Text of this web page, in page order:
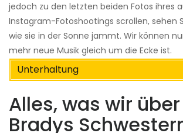
jedoch zu den letzten beiden Fotos ihres
Instagram-Fotoshootings scrollen, sehen
wie sie in der Sonne jammt. Wir können
mehr neue Musik gleich um die Ecke ist.
Unterhaltung
Alles, was wir
Bradys